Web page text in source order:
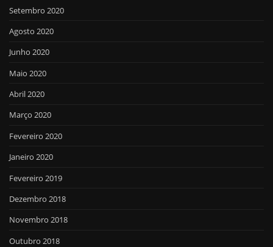
Setembro 2020
Agosto 2020
Junho 2020
Maio 2020
Abril 2020
Março 2020
Fevereiro 2020
Janeiro 2020
Fevereiro 2019
Dezembro 2018
Novembro 2018
Outubro 2018